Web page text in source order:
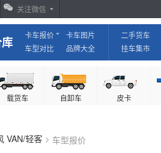
关注微信
卡车报价
卡车图片
车型对比
品牌大全
二手货车
挂车集市
载货车 自卸车 皮卡
VAN/轻客 > 车型报价